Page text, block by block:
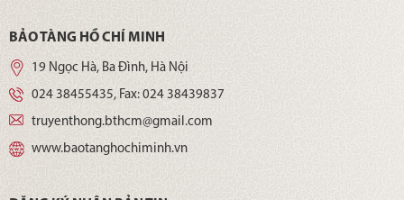
BẢO TÀNG HỒ CHÍ MINH
19 Ngọc Hà, Ba Đình, Hà Nội
024 38455435, Fax: 024 38439837
truyenthong.bthcm@gmail.com
www.baotanghochiminh.vn